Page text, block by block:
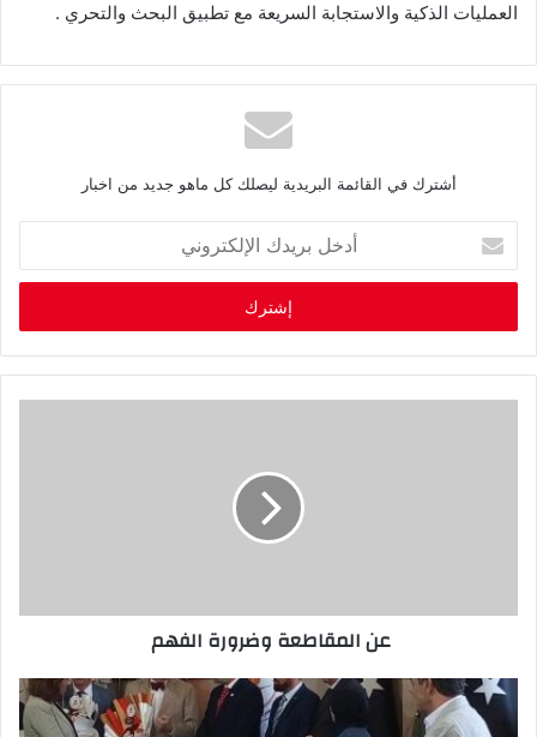
العمليات الذكية والاستجابة السريعة مع تطبيق البحث والتحري .
أشترك في القائمة البريدية ليصلك كل ماهو جديد من اخبار
خ
ب
ر
ر
ي
عن المقاطعة وضرورة الفهم